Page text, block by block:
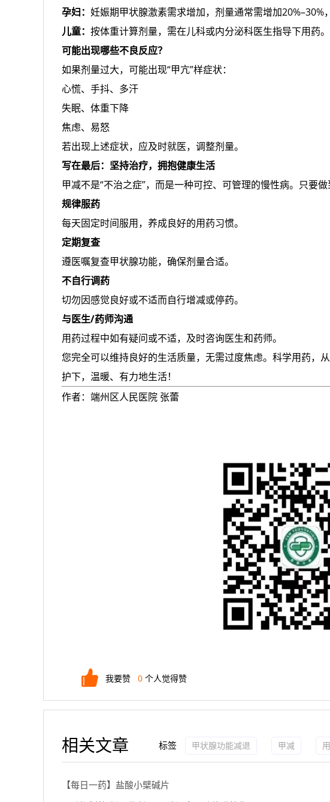
孕妇： 妊娠期甲状腺激素需求增加，剂量通常需增加20%–30%
儿童： 按体重计算剂量，需在儿科或内分泌科医生指导下用药。
可能出现哪些不良反应？
如果剂量过大，可能出现“甲亢”样症状：
心慌、手抖、多汗
失眠、体重下降
焦虑、易怒
若出现上述症状，应及时就医，调整剂量。
写在最后：坚持治疗，拥抱健康生活
甲减不是“不治之症”，而是一种可控、可管理的慢性病。只要做
规律服药
每天固定时间服用，养成良好的用药习惯。
定期复查
遵医嘱复查甲状腺功能，确保剂量合适。
不自行调药
切勿因感觉良好或不适而自行增减或停药。
与医生/药师沟通
用药过程中如有疑问或不适，及时咨询医生和药师。
您完全可以维持良好的生活质量，无需过度焦虑。科学用药
护下，温暖、有力地生活！
作者：端州区人民医院 张蕾
我要赞 0 个人觉得赞
相关文章 标签 甲状腺功能减退 甲减
【每日一药】盐酸小檗碱片